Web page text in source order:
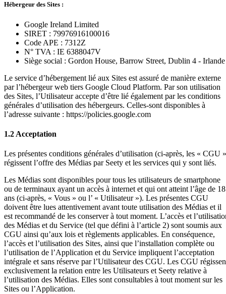
Hébergeur des Sites :
Google Ireland Limited
SIRET : 79976916100016
Code APE : 7312Z
N° TVA : IE 6388047V
Siège social : Gordon House, Barrow Street, Dublin 4 - Irlande
Le service d’hébergement lié aux Sites est assuré de manière externe
par l’hébergeur web tiers Google Cloud Platform. Par son utilisation
des Sites, l’Utilisateur accepte d’être lié également par les conditions
générales d’utilisation des hébergeurs. Celles-sont disponibles à
l’adresse suivante : https://policies.google.com
1.2 Acceptation
Les présentes conditions générales d’utilisation (ci-après, les « CGU
régissent l’offre des Médias par Seety et les services qui y sont liés.
Les Médias sont disponibles pour tous les utilisateurs de smartphone
ou de terminaux ayant un accès à internet et qui ont atteint l’âge de 18
ans (ci-après, « Vous » ou l’ « Utilisateur »). Les présentes CGU
doivent être lues attentivement avant toute utilisation des Médias et il
est recommandé de les conserver à tout moment. L’accès et
des Médias et du Service (tel que défini à l’article 2) sont soumis aux
CGU ainsi qu’aux lois et règlements applicables. En conséquence,
l’accès et l’utilisation des Sites, ainsi que l’installation complète ou
l’utilisation de l’Application et du Service impliquent l’acceptation
intégrale et sans réserve par l’Utilisateur des CGU. Les CGU
exclusivement la relation entre les Utilisateurs et Seety relative à
l’utilisation des Médias. Elles sont consultables à tout moment sur les
Sites ou l’Application.